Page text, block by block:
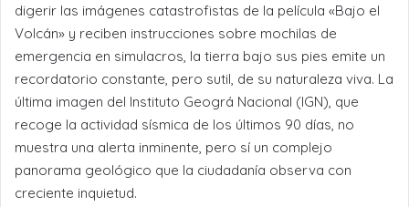
digerir las imágenes catastrofistas de la película «Bajo el
Volcán» y reciben instrucciones sobre mochilas de
emergencia en simulacros, la tierra bajo sus pies emite un
recordatorio constante, pero sutil, de su naturaleza viva. La
última imagen del Instituto Geográ Nacional (IGN), que
recoge la actividad sísmica de los últimos 90 días, no
muestra una alerta inminente, pero sí un complejo
panorama geológico que la ciudadanía observa con
creciente inquietud.